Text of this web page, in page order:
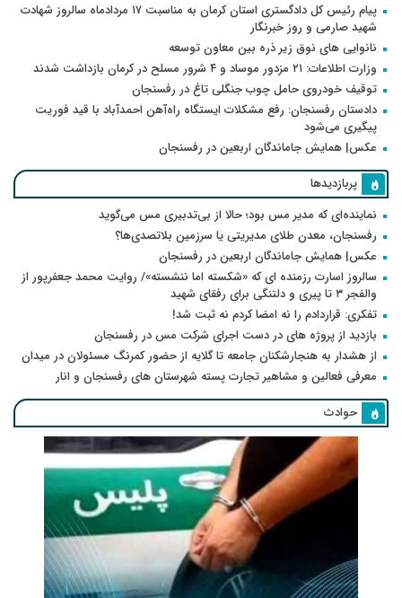
پیام رئیس کل دادگستری استان کرمان به مناسبت ۱۷ مردادماه سالروز شهادت
شهید صارمی و روز خبرنگار
نانوایی های نوق زیر ذره بین معاون توسعه
وزارت اطلاعات: ۲۱ مزدور موساد و ۴ شرور مسلح در کرمان بازداشت شدند
توقیف خودروی حامل چوب جنگلی تاغ در رفسنجان
دادستان رفسنجان: رفع مشکلات ایستگاه راه‌آهن احمدآباد با قید فوریت
پیگیری می‌شود
عکس| همایش جاماندگان اربعین در رفسنجان
پربازدیدها
نماینده‌ای که مدیر مس بود؛ حالا از بی‌تدبیری مس می‌گوید
رفسنجان، معدن طلای مدیریتی یا سرزمین بلاتصدی‌ها؟
عکس| همایش جاماندگان اربعین در رفسنجان
سالروز اسارت رزمنده ای که «شکسته اما ننشسته»/ روایت محمد جعفرپور از
والفجر ۳ تا پیری و دلتنگی برای رفقای شهید
تفکری: قراردادم را نه امضا کردم نه ثبت شد!
بازدید از پروژه های در دست اجرای شرکت مس در رفسنجان
از هشدار به هنجارشکنان جامعه تا گلایه از حضور کمرنگ مسئولان در میدان
معرفی فعالین و مشاهیر تجارت پسته شهرستان های رفسنجان و انار
حوادث